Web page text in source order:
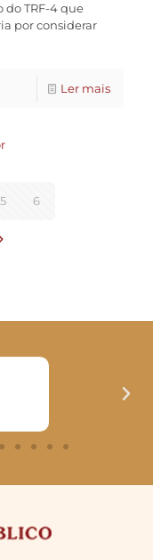
do TRF-4 que
por considerar
Ler mais
5 6